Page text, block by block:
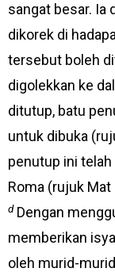
sangat besar. Ia
dikorek di
tersebut boleh
digolekkan ke
ditutup, batu
untuk dibuka
penutup ini
Roma (rujuk Mat
d Dengan
memberikan
oleh murid-